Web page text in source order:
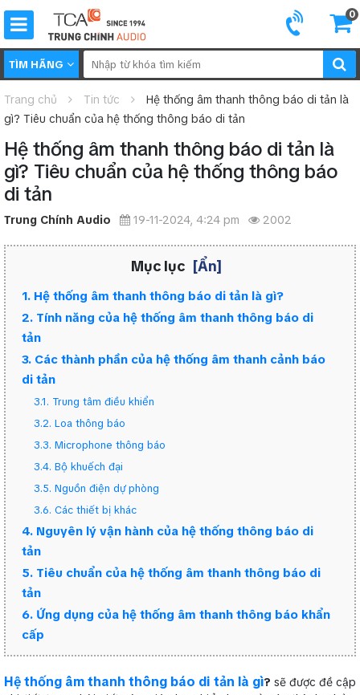
0
TÌM HÃNG
Trang chủ Tin tức
Hệ thống âm thanh thông báo di tản là
gì? Tiêu chuẩn của hệ thống thông báo di tản
Hệ thống âm thanh thông báo di tản là
gì? Tiêu chuẩn của hệ thống thông báo
di tản
Trung Chính Audio 19-11-2024, 4:24 pm 2002
Mục lục [Ẩn]
1. Hệ thống âm thanh thông báo di tản là gì?
2. Tính năng của hệ thống âm thanh thông báo di
tản
3. Các thành phần của hệ thống âm thanh cảnh báo
di tản
3.1. Trung tâm điều khiển
3.2. Loa thông báo
3.3. Microphone thông báo
3.4. Bộ khuếch đại
3.5. Nguồn điện dự phòng
3.6. Các thiết bị khác
4. Nguyên lý vận hành của hệ thống thông báo di
tản
5. Tiêu chuẩn của hệ thống âm thanh thông báo di
tản
6. Ứng dụng của hệ thống âm thanh thông báo khẩn
cấp
Hệ thống âm thanh thông báo di tản là gì? sẽ được đề cập